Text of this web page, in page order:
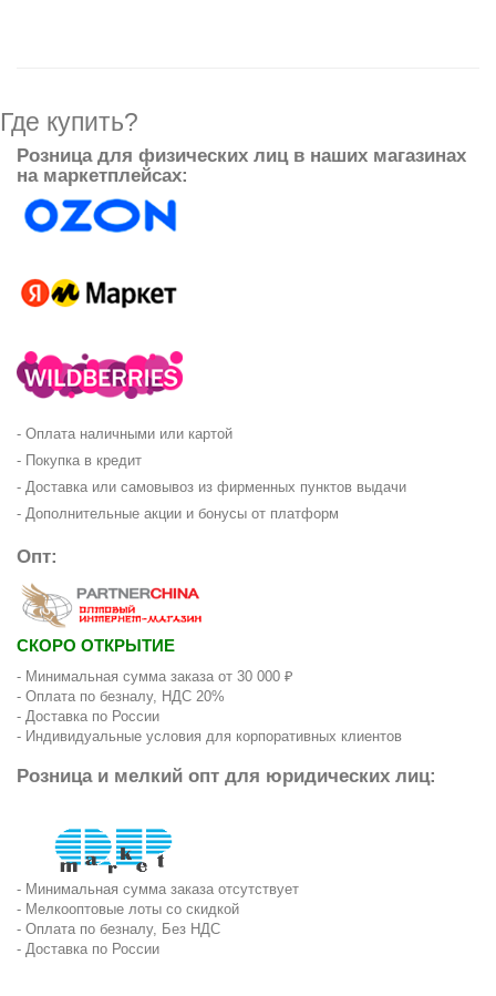
Где купить?
Розница для физических лиц в наших магазинах
на маркетплейсах:
- Оплата наличными или картой
- Покупка в кредит
- Доставка или самовывоз из фирменных пунктов выдачи
- Дополнительные акции и бонусы от платформ
Опт:
СКОРО ОТКРЫТИЕ
- Минимальная сумма заказа от 30 000 ₽
- Оплата по безналу, НДС 20%
- Доставка по России
- Индивидуальные условия для корпоративных клиентов
Розница и мелкий опт для юридических лиц:
- Минимальная сумма заказа отсутствует
- Мелкооптовые лоты со скидкой
- Оплата по безналу, Без НДС
- Доставка по России